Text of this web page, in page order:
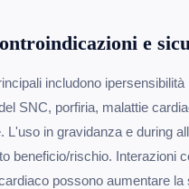
e
includono
SNC, porfiria, malattie
L'uso in gravidanza e during
beneficio/rischio. Interazioni
possono aumentare